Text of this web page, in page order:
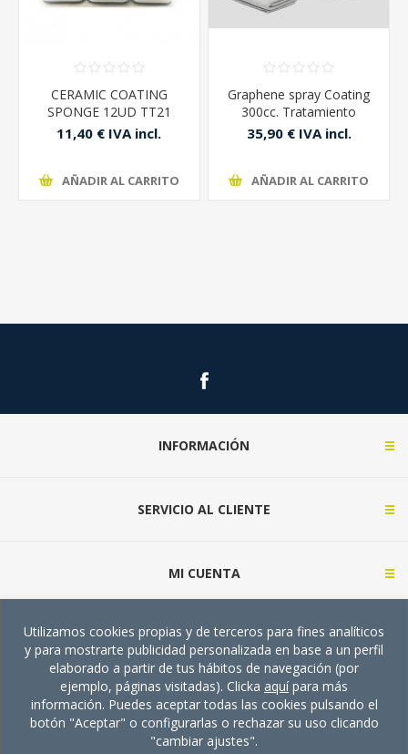
CERAMIC COATING
SPONGE 12UD TT21
11,40 € IVA incl.
AÑADIR AL CARRITO
Graphene spray Coating
300cc. Tratamiento
ceramico.
35,90 € IVA incl.
AÑADIR AL CARRITO
INFORMACIÓN
SERVICIO AL CLIENTE
MI CUENTA
CONTACTA CON NOSOTROS (CONSULTAS)
Utilizamos cookies propias y de terceros para fines analíticos
y para mostrarte publicidad personalizada en base a un perfil
elaborado a partir de tus hábitos de navegación (por
ejemplo, páginas visitadas). Clicka aquípara más
información. Puedes aceptar todas las cookies pulsando el
botón "Aceptar" o configurarlas o rechazar su uso clicando
"cambiar ajustes".